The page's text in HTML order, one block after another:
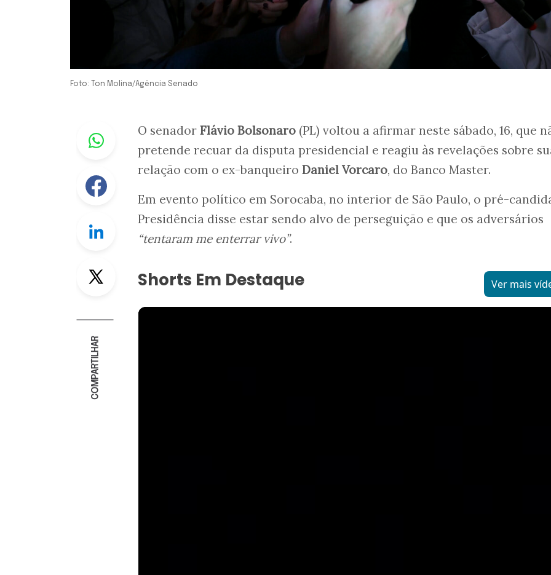
Foto: Ton Molina/Agência Senado
Whastapp
Facebook
Linkedin
COMPARTILHAR
O senador Flávio Bolsonaro (PL) voltou a afirmar neste sábado, 16, que
pretende recuar da disputa presidencial e reagiu às revelações sobre
relação com o ex-banqueiro Daniel Vorcaro, do Banco Master.
Em evento político em Sorocaba, no interior de São Paulo, o pré-
Presidência disse estar sendo alvo de perseguição e que os adversários
“tentaram me enterrar vivo”.
Shorts Em Destaque Ver mais